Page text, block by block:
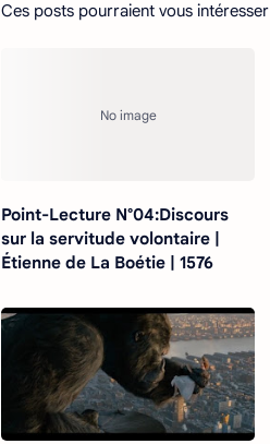
Ces posts pourraient vous intéresser
Point-Lecture N°04:Discours
sur la servitude volontaire |
Étienne de La Boétie | 1576